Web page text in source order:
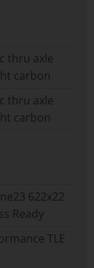
thru axle
carbon
thru axle
carbon
622x22
Ready
TLE